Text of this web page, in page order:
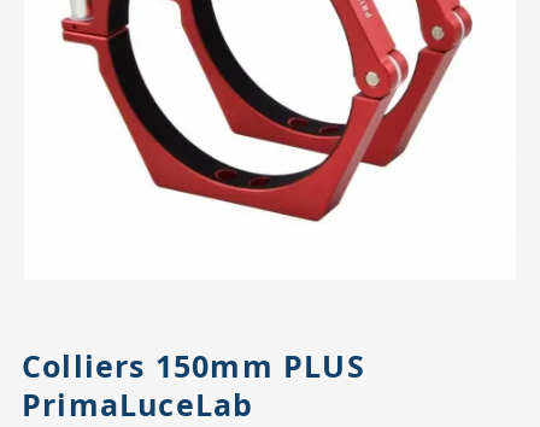
Accessoires pour montures
Têtes
Pièces détachées
Colliers 150mm PLUS
PrimaLuceLab